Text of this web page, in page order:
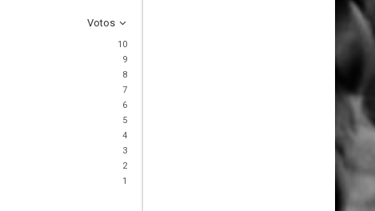
Votos
10
9
8
7
6
5
4
3
2
1